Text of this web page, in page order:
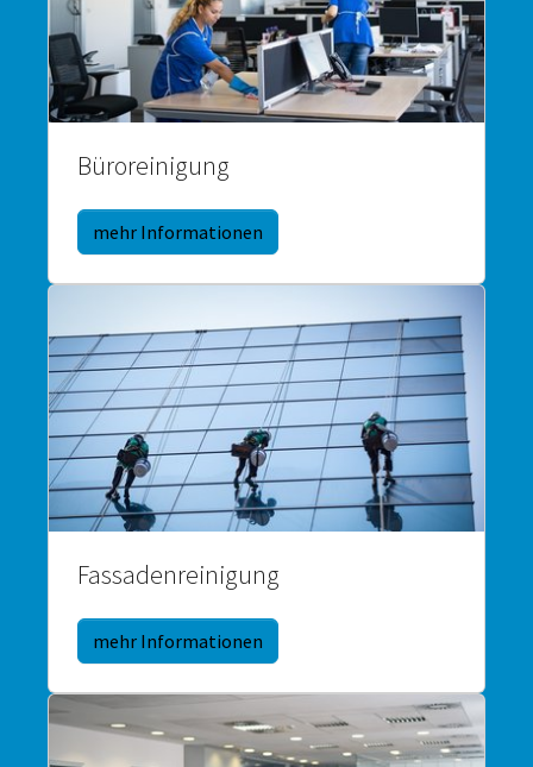
Büroreinigung
mehr Informationen
Fassadenreinigung
mehr Informationen